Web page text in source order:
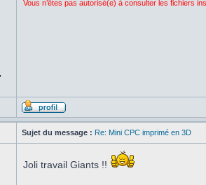
Vous n’êtes pas autorisé(e) à consulter les fichiers
Sujet du message : Re: Mini CPC imprimé en 3D
Joli travail Giants !!